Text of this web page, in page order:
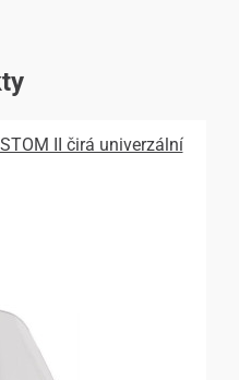
II čirá univerzální